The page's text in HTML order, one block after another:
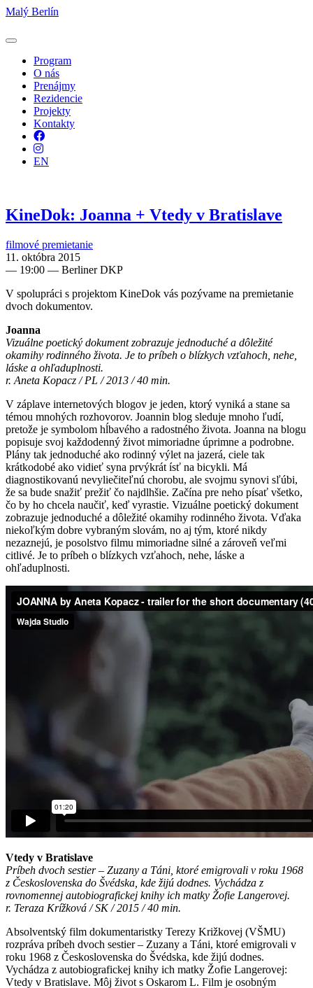
Malý Berlín
Program
O nás
Prenájmy
Rezidencie
Projekty
Kontakty
Facebook
Instagram
EN
KineDok: Joanna + Vtedy v Bratislave
filmové premietanie
11. októbra 2015
— 19:00 — Berliner DKP
V spolupráci s projektom KineDok vás pozývame na premietanie
dvoch dokumentov.
Joanna
Vizuálne poetický dokument zobrazuje jednoduché a dôležité
okamihy rodinného života. Je to príbeh o blízkych vzťahoch, nehe,
láske a ohľaduplnosti.
r. Aneta Kopacz / PL / 2013 / 40 min.
V záplave internetových blogov je jeden, ktorý vyniká a stane sa
témou mnohých rozhovorov. Joannin blog sleduje mnoho ľudí,
pretože je symbolom hĺbavého a radostného života. Joanna na blogu
popisuje svoj každodenný život mimoriadne úprimne a podrobne.
Plány tak jednoduché ako rodinný výlet na jazerá, ciele tak
krátkodobé ako vidieť syna prvýkrát ísť na bicykli. Má
diagnostikovanú nevyliečiteľnú chorobu, ale svojmu synovi sľúbi,
že sa bude snažiť prežiť čo najdlhšie. Začína pre neho písať všetko,
čo by ho chcela naučiť, keď vyrastie. Vizuálne poetický dokument
zobrazuje jednoduché a dôležité okamihy rodinného života. Vďaka
niekoľkým dobre vybraným slovám, no aj tým, ktoré nikdy
nezaznejú, je posolstvo filmu mimoriadne silné a zároveň veľmi
citlivé. Je to príbeh o blízkych vzťahoch, nehe, láske a
ohľaduplnosti.
Vtedy v Bratislave
Príbeh dvoch sestier – Zuzany a Táni, ktoré emigrovali v roku 1968
z Československa do Švédska, kde žijú dodnes. Vychádza z
rovnomennej autobiografickej knihy ich matky Žofie Langerovej.
r. Teraza Krížková / SK / 2015 / 40 min.
Absolventský film dokumentaristky Terezy Križkovej (VŠMU)
rozpráva príbeh dvoch sestier – Zuzany a Táni, ktoré emigrovali v
roku 1968 z Československa do Švédska, kde žijú dodnes.
Vychádza z autobiografickej knihy ich matky Žofie Langerovej:
Vtedy v Bratislave. Môj život s Oskarom L. Film je osobným